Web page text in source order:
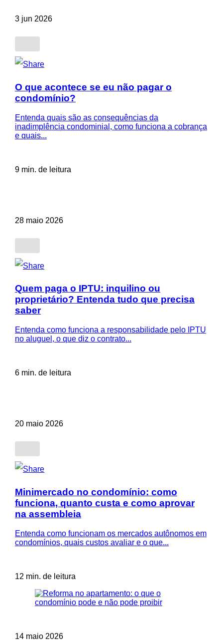
3 jun 2026
O que acontece se eu não pagar o
condomínio?
Entenda quais são as consequências da
inadimplência condominial, como funciona a cobrança
e quais...
9 min. de leitura
28 maio 2026
Quem paga o IPTU: inquilino ou
proprietário? Entenda tudo que precisa
saber
Entenda como funciona a responsabilidade pelo IPTU
no aluguel, o que diz o contrato...
6 min. de leitura
20 maio 2026
Minimercado no condomínio: como
funciona, quanto custa e como aprovar
na assembleia
Entenda como funcionam os mercados autônomos em
condomínios, quais custos avaliar e o que...
12 min. de leitura
14 maio 2026